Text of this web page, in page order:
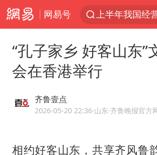
网易号
《披荆斩棘
王艺迪无缘横
“孔子家乡 好客山东”
会在香港举行
齐鲁壹点
2026-05-20 22:36·山东·齐鲁晚报官方
相约好客山东，共享齐风鲁